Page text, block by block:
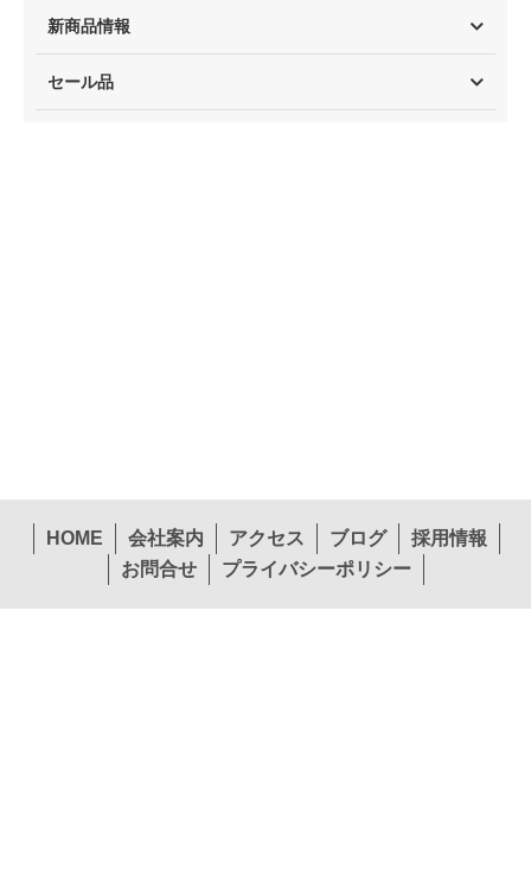
新商品情報
セール品
HOME 会社案内 アクセス ブログ
採用情報
お問合せ
プライバシーポリシー